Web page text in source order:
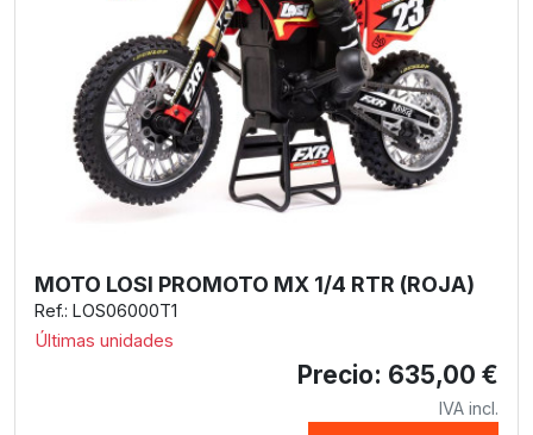
MOTO LOSI PROMOTO MX 1/4 RTR (ROJA)
Ref.: LOS06000T1
Últimas unidades
Precio: 635,00 €
IVA incl.